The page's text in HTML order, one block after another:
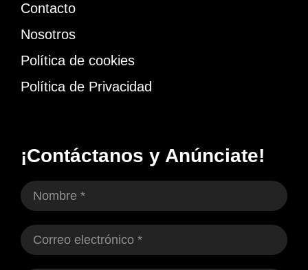
Contacto
Nosotros
Política de cookies
Política de Privacidad
¡Contáctanos y Anúnciate!